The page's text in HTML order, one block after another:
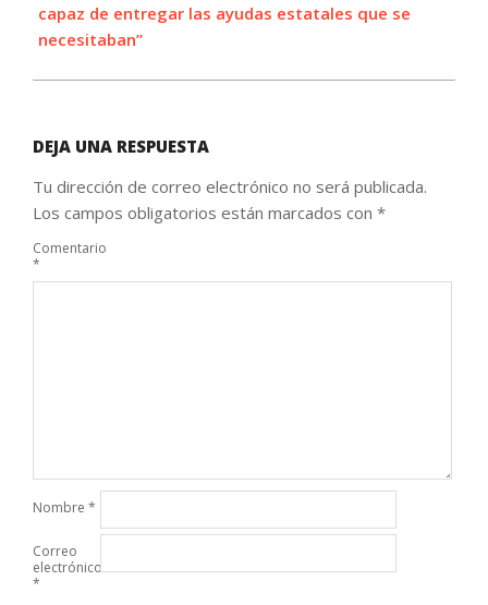
capaz de entregar las ayudas estatales que se
necesitaban”
DEJA UNA RESPUESTA
Tu dirección de correo electrónico no será publicada.
Los campos obligatorios están marcados con *
Comentario
*
Nombre *
Correo
electrónico
*